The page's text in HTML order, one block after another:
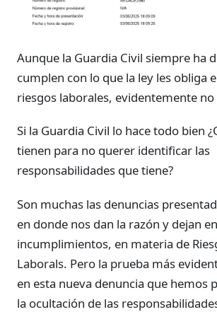
Aunque la Guardia Civil siempre ha
cumplen con lo que la ley les obliga
riesgos laborales, evidentemente no
Si la Guardia Civil lo hace todo bien
tienen para no querer identificar las
responsabilidades que tiene?
Son muchas las denuncias
en donde nos dan la razón y dejan
incumplimientos, en materia de
Laborals. Pero la prueba más
en esta nueva denuncia que hemos
la ocultación de las